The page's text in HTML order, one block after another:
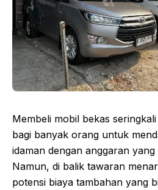
Membeli mobil bekas
bagi banyak orang untuk
idaman dengan anggaran
Namun, di balik tawaran
potensi biaya tambahan yang